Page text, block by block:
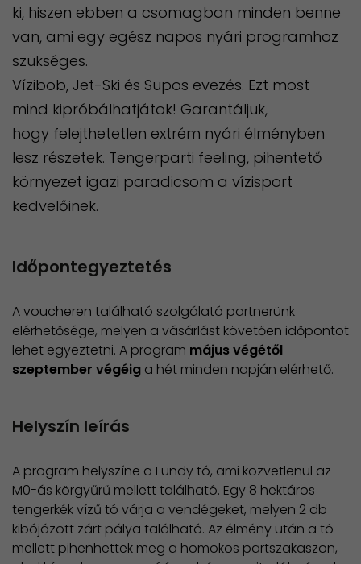
ki, hiszen ebben a csomagban minden benne
van, ami egy egész napos nyári programhoz
szükséges.
Vízibob, Jet-Ski és Supos evezés. Ezt most
mind kipróbálhatjátok! Garantáljuk,
hogy felejthetetlen extrém nyári élményben
lesz részetek. Tengerparti feeling, pihentető
környezet igazi paradicsom a vízisport
kedvelőinek.
Időpontegyeztetés
A voucheren található szolgálató partnerünk
elérhetősége, melyen a vásárlást követően időpontot
lehet egyeztetni. A program május végétől
szeptember végéig a hét minden napján elérhető.
Helyszín leírás
A program helyszíne a Fundy tó, ami közvetlenül az
M0-ás körgyűrű mellett található. Egy 8 hektáros
tengerkék vízű tó várja a vendégeket, melyen 2 db
kibójázott zárt pálya található. Az élmény után a tó
mellett pihenhettek meg a homokos partszakaszon,